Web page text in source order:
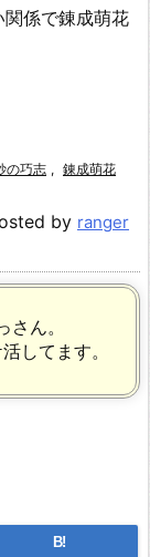
係で錬成萌花
の巧志 , 錬成萌花
by ranger
ん。
してます。
B!